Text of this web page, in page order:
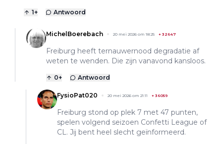
1+ Antwoord
MichelBoerebach 20 mei 2026 om 18:25 + 32647
Freiburg heeft ternauwernood degradatie af
weten te wenden. Die zijn vanavond kansloos.
0+ Antwoord
FysioPat020 20 mei 2026 om 21:11 + 36059
Freiburg stond op plek 7 met 47 punten,
spelen volgend seizoen Confetti League of
CL. Jij bent heel slecht geïnformeerd.